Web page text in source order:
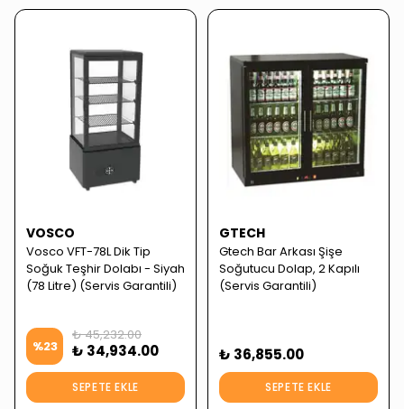
VOSCO
Vosco VFT-78L Dik Tip
Soğuk Teşhir Dolabı - Siyah
(78 Litre) (Servis Garantili)
%23
₺ 45,232.00
₺ 34,934.00
SEPETE EKLE
GTECH
Gtech Bar Arkası Şişe
Soğutucu Dolap, 2 Kapılı
(Servis Garantili)
₺ 36,855.00
SEPETE EKLE